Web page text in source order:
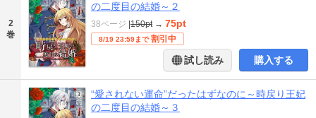
2
巻
の二度目の結婚～２
38ページ 150pt → 75pt
8/19 23:59まで 割引中
試し読み 購入する
“愛されない運命”だったはずなのに～時戻り王妃
の二度目の結婚～３